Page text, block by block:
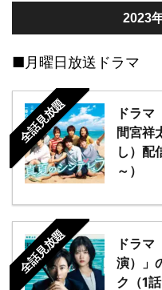
2023
■月曜日放送ドラマ
全話見放題
ドラマ
間宮祥
し）配
～）
全話見放題
ドラマ
演）」
ク（1話